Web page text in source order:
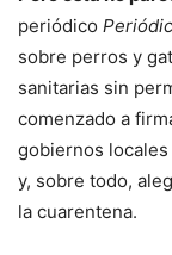
periódico
sobre perros y
sanitarias sin
comenzado a
gobiernos
y, sobre todo,
la cuarentena.